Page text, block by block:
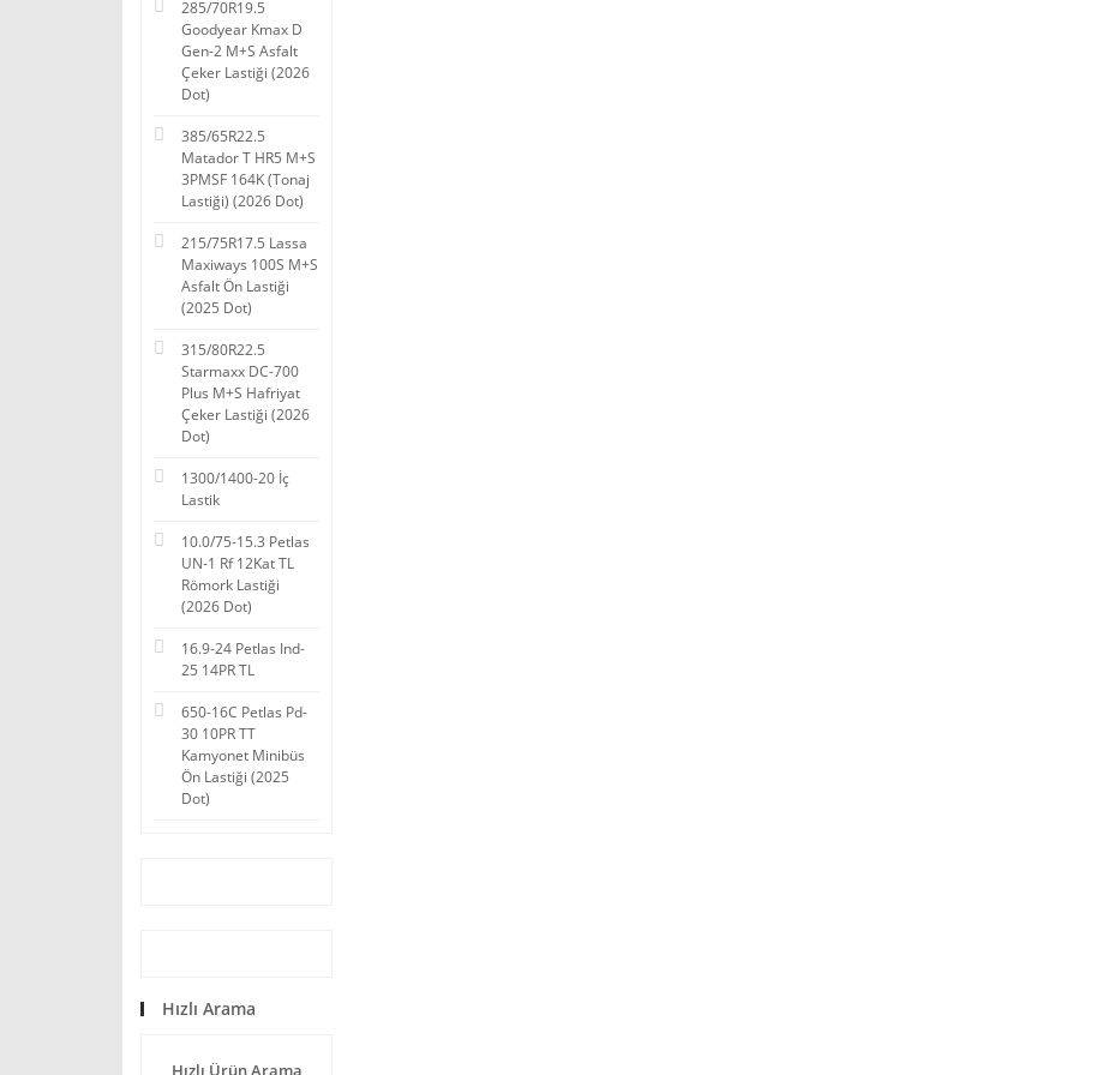
285/70R19.5
Goodyear Kmax D
Gen-2 M+S Asfalt
Çeker Lastiği (2026
Dot)
385/65R22.5
Matador T HR5 M+S
3PMSF 164K (Tonaj
Lastiği) (2026 Dot)
215/75R17.5 Lassa
Maxiways 100S M+S
Asfalt Ön Lastiği
(2025 Dot)
315/80R22.5
Starmaxx DC-700
Plus M+S Hafriyat
Çeker Lastiği (2026
Dot)
1300/1400-20 İç
Lastik
10.0/75-15.3 Petlas
UN-1 Rf 12Kat TL
Römork Lastiği
(2026 Dot)
16.9-24 Petlas Ind-
25 14PR TL
650-16C Petlas Pd-
30 10PR TT
Kamyonet Minibüs
Ön Lastiği (2025
Dot)
Hızlı Arama
Hızlı Ürün Arama